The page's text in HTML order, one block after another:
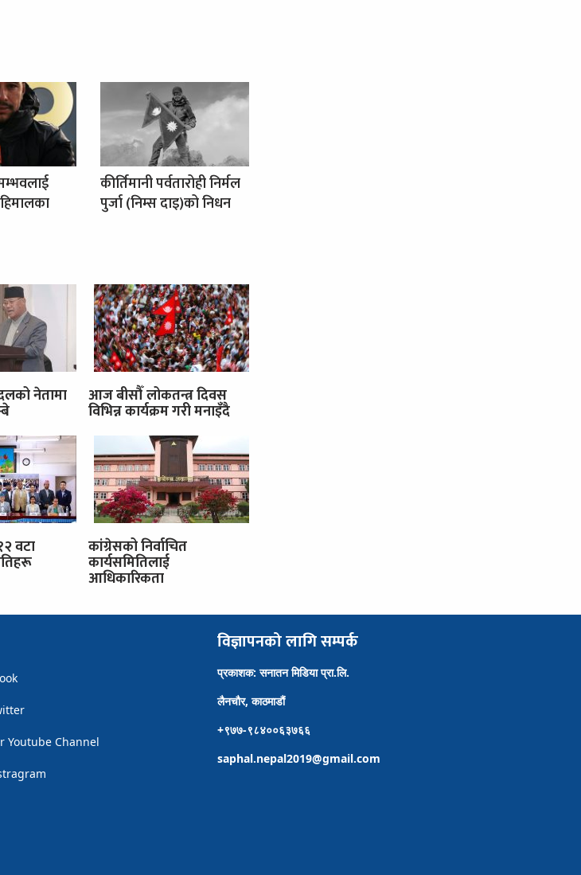
कीर्तिमानी पर्वतारोही निर्मल
पुर्जा (निम्स दाइ)को निधन
नेतामा आज बीसौँ लोकतन्त्र दिवस
विभिन्न कार्यक्रम गरी मनाइँदै
वटा कांग्रेसको निर्वाचित
कार्यसमितिलाई
आधिकारिकता
Youtube Channel
विज्ञापनको लागि सम्पर्क
प्रकाशक: सनातन मिडिया प्रा.लि.
लैनचौर, काठमाडौं
+९७७-९८४००६३७६६
saphal.nepal2019@gmail.com